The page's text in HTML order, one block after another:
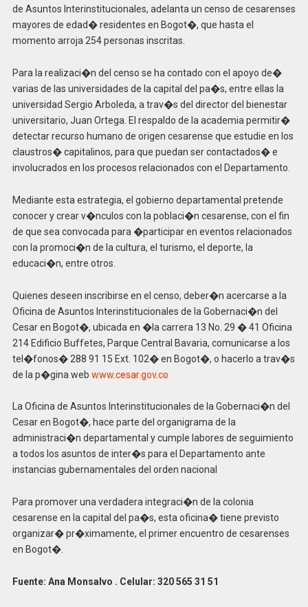
de Asuntos Interinstitucionales, adelanta un censo de cesarenses
mayores de edad� residentes en Bogot�, que hasta el
momento arroja 254 personas inscritas.
Para la realizaci�n del censo se ha contado con el apoyo de�
varias de las universidades de la capital del pa�s, entre ellas la
universidad Sergio Arboleda, a trav�s del director del bienestar
universitario, Juan Ortega. El respaldo de la academia permitir�
detectar recurso humano de origen cesarense que estudie en los
claustros� capitalinos, para que puedan ser contactados� e
involucrados en los procesos relacionados con el Departamento.
Mediante esta estrategia, el gobierno departamental pretende
conocer y crear v�nculos con la poblaci�n cesarense, con el fin
de que sea convocada para �participar en eventos relacionados
con la promoci�n de la cultura, el turismo, el deporte, la
educaci�n, entre otros.
Quienes deseen inscribirse en el censo, deber�n acercarse a la
Oficina de Asuntos Interinstitucionales de la Gobernaci�n del
Cesar en Bogot�, ubicada en �la carrera 13 No. 29 � 41 Oficina
214 Edificio Buffetes, Parque Central Bavaria, comunicarse a los
tel�fonos� 288 91 15 Ext. 102� en Bogot�, o hacerlo a trav�s
de la p�gina web www.cesar.gov.co
La Oficina de Asuntos Interinstitucionales de la Gobernaci�n del
Cesar en Bogot�, hace parte del organigrama de la
administraci�n departamental y cumple labores de seguimiento
a todos los asuntos de inter�s para el Departamento ante
instancias gubernamentales del orden nacional
Para promover una verdadera integraci�n de la colonia
cesarense en la capital del pa�s, esta oficina� tiene previsto
organizar� pr�ximamente, el primer encuentro de cesarenses
en Bogot�.
Fuente: Ana Monsalvo . Celular: 320 565 31 51